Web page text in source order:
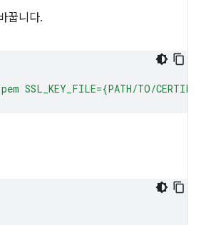
꿉니다.
SSL_KEY_FILE={PATH/TO/